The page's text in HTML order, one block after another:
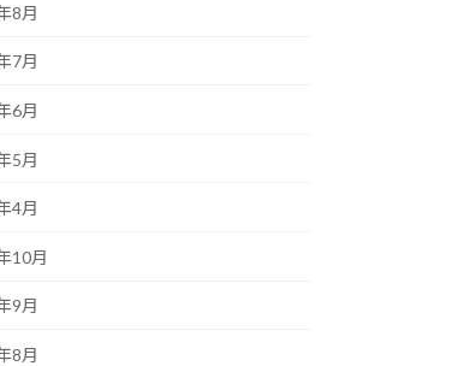
8月
7月
6月
5月
4月
10月
9月
8月